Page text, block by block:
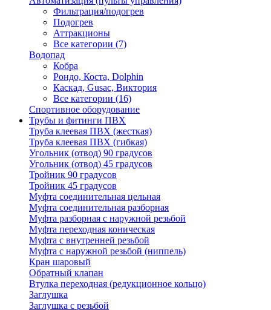
Фильтрация/подогрев
Подогрев
Аттракционы
Все категории (7)
Водопад
Кобра
Рондо, Коста, Dolphin
Каскад, Gusac, Виктория
Все категории (16)
Спортивное оборудование
Трубы и фитинги ПВХ
Труба клеевая ПВХ (жесткая)
Труба клеевая ПВХ (гибкая)
Угольник (отвод) 90 градусов
Угольник (отвод) 45 градусов
Тройник 90 градусов
Тройник 45 градусов
Муфта соединительная цельная
Муфта соединительная разборная
Муфта разборная с наружной резьбой
Муфта переходная коническая
Муфта с внутренней резьбой
Муфта с наружной резьбой (ниппель)
Кран шаровый
Обратный клапан
Втулка переходная (редукционное кольцо)
Заглушка
Заглушка с резьбой